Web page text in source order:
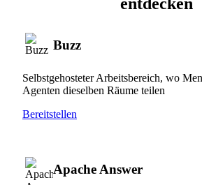
Buzz
Selbstgehosteter Arbeitsbereich, wo
Agenten dieselben Räume teilen
Bereitstellen
Apache Answer